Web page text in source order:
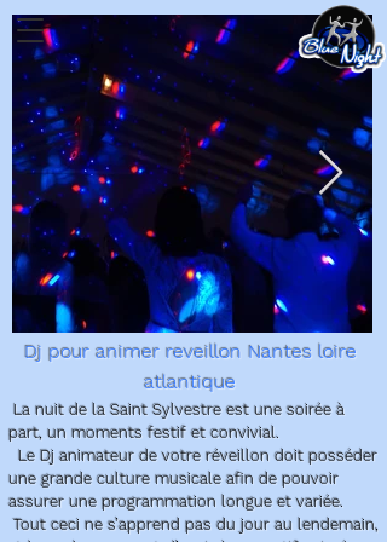
Dj pour animer reveillon Nantes loire
atlantique
La nuit de la Saint Sylvestre est une soirée à
part, un moments festif et convivial.
Le Dj animateur de votre réveillon doit posséder
une grande culture musicale afin de pouvoir
assurer une programmation longue et variée.
Tout ceci ne s’apprend pas du jour au lendemain,